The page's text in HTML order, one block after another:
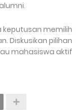
keputusan memilih
Diskusikan pilihan
mahasiswa aktif